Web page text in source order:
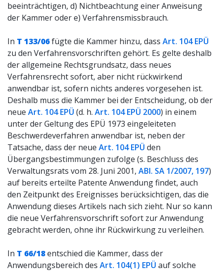
beeinträchtigen, d) Nichtbeachtung einer Anweisung
der Kammer oder e) Verfahrensmissbrauch.
In T 133/06fügte die Kammer hinzu, dass Art. 104 EPÜ
zu den Verfahrensvorschriften gehört. Es gelte deshalb
der allgemeine Rechtsgrundsatz, dass neues
Verfahrensrecht sofort, aber nicht rückwirkend
anwendbar ist, sofern nichts anderes vorgesehen ist.
Deshalb muss die Kammer bei der Entscheidung, ob der
neue Art. 104 EPÜ (d. h. Art. 104 EPÜ 2000) in einem
unter der Geltung des EPÜ 1973 eingeleiteten
Beschwerdeverfahren anwendbar ist, neben der
Tatsache, dass der neue Art. 104 EPÜ den
Übergangsbestimmungen zufolge (s. Beschluss des
Verwaltungsrats vom 28. Juni 2001, ABl. SA 1/2007, 197)
auf bereits erteilte Patente Anwendung findet, auch
den Zeitpunkt des Ereignisses berücksichtigen, das die
Anwendung dieses Artikels nach sich zieht. Nur so kann
die neue Verfahrensvorschrift sofort zur Anwendung
gebracht werden, ohne ihr Rückwirkung zu verleihen.
In T 66/18entschied die Kammer, dass der
Anwendungsbereich des Art. 104(1) EPÜ auf solche